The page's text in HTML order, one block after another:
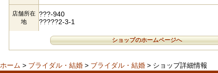
店舗所在
地
???-940
?????2-3-1
ショップのホームページへ
ホーム > ブライダル・結婚 > ブライダル・結婚 > ショップ詳細情報